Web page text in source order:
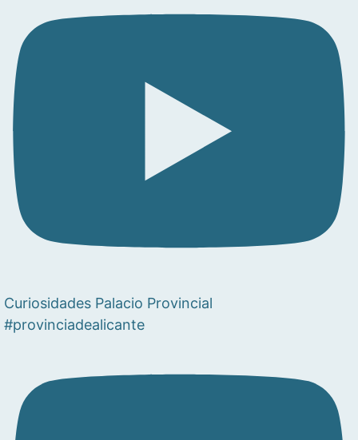
Curiosidades Palacio Provincial
#provinciadealicante